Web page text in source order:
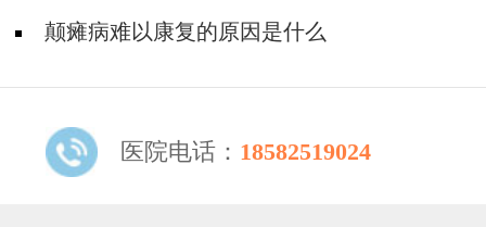
颠瘫病难以康复的原因是什么
医院电话： 18582519024